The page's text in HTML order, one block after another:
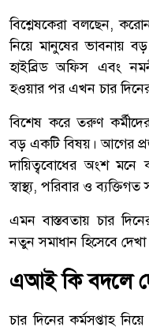
বিশ্লেষকেরা বলছেন,
নিয়ে মানুষের ভাবনায়
হাইব্রিড অফিস এবং
হওয়ার পর এখন চার
বিশেষ করে তরুণ
বড় একটি বিষয়। আগের
দায়িত্ববোধের অংশ
স্বাস্থ্য, পরিবার ও
এমন বাস্তবতায় চার
নতুন সমাধান হিসেবে দেখা
এআই কি বদলে
চার দিনের কর্মসপ্তাহ